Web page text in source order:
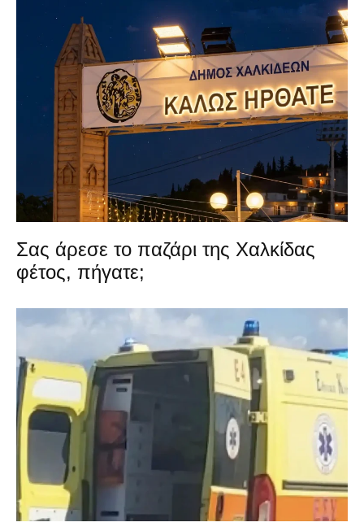
Σας άρεσε το παζάρι της Χαλκίδας
φέτος, πήγατε;